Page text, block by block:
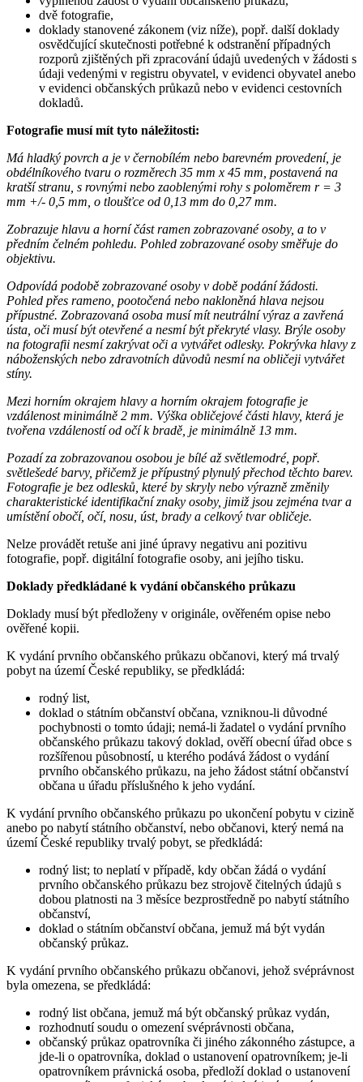
dvě fotografie,
doklady stanovené zákonem (viz níže), popř. další doklady
osvědčující skutečnosti potřebné k odstranění případných
rozporů zjištěných při zpracování údajů uvedených v žádosti s
údaji vedenými v registru obyvatel, v evidenci obyvatel anebo
v evidenci občanských průkazů nebo v evidenci cestovních
dokladů.
Fotografie musí mít tyto náležitosti:
Má hladký povrch a je v černobílém nebo barevném provedení, je
obdélníkového tvaru o rozměrech 35 mm x 45 mm, postavená na
kratší stranu, s rovnými nebo zaoblenými rohy s poloměrem r = 3
mm +/- 0,5 mm, o tloušťce od 0,13 mm do 0,27 mm.
Zobrazuje hlavu a horní část ramen zobrazované osoby, a to v
předním čelném pohledu. Pohled zobrazované osoby směřuje do
objektivu.
Odpovídá podobě zobrazované osoby v době podání žádosti.
Pohled přes rameno, pootočená nebo nakloněná hlava nejsou
přípustné. Zobrazovaná osoba musí mít neutrální výraz a zavřená
ústa, oči musí být otevřené a nesmí být překryté vlasy. Brýle osoby
na fotografii nesmí zakrývat oči a vytvářet odlesky. Pokrývka hlavy z
náboženských nebo zdravotních důvodů nesmí na obličeji vytvářet
stíny.
Mezi horním okrajem hlavy a horním okrajem fotografie je
vzdálenost minimálně 2 mm. Výška obličejové části hlavy, která je
tvořena vzdáleností od očí k bradě, je minimálně 13 mm.
Pozadí za zobrazovanou osobou je bílé až světlemodré, popř.
světlešedé barvy, přičemž je přípustný plynulý přechod těchto barev.
Fotografie je bez odlesků, které by skryly nebo výrazně změnily
charakteristické identifikační znaky osoby, jimiž jsou zejména tvar a
umístění obočí, očí, nosu, úst, brady a celkový tvar obličeje.
Nelze provádět retuše ani jiné úpravy negativu ani pozitivu
fotografie, popř. digitální fotografie osoby, ani jejího tisku.
Doklady předkládané k vydání občanského průkazu
Doklady musí být předloženy v originále, ověřeném opise nebo
ověřené kopii.
K vydání prvního občanského průkazu občanovi, který má trvalý
pobyt na území České republiky, se předkládá:
rodný list,
doklad o státním občanství občana, vzniknou-li důvodné
pochybnosti o tomto údaji; nemá-li žadatel o vydání prvního
občanského průkazu takový doklad, ověří obecní úřad obce s
rozšířenou působností, u kterého podává žádost o vydání
prvního občanského průkazu, na jeho žádost státní občanství
občana u úřadu příslušného k jeho vydání.
K vydání prvního občanského průkazu po ukončení pobytu v cizině
anebo po nabytí státního občanství, nebo občanovi, který nemá na
území České republiky trvalý pobyt, se předkládá:
rodný list; to neplatí v případě, kdy občan žádá o vydání
prvního občanského průkazu bez strojově čitelných údajů s
dobou platnosti na 3 měsíce bezprostředně po nabytí státního
občanství,
doklad o státním občanství občana, jemuž má být vydán
občanský průkaz.
K vydání prvního občanského průkazu občanovi, jehož svéprávnost
byla omezena, se předkládá:
rodný list občana, jemuž má být občanský průkaz vydán,
rozhodnutí soudu o omezení svéprávnosti občana,
občanský průkaz opatrovníka či jiného zákonného zástupce, a
jde-li o opatrovníka, doklad o ustanovení opatrovníkem; je-li
opatrovníkem právnická osoba, předloží doklad o ustanovení